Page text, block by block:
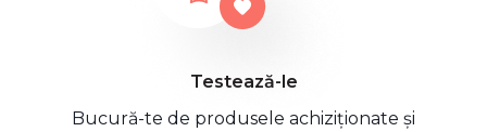
Testează-le
Bucură-te de produsele achiziționate și